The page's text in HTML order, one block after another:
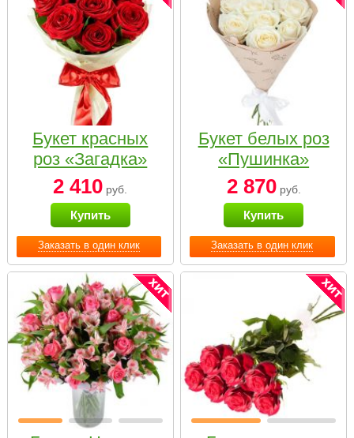
Заказать в один клик
Букет красных
роз «Загадка»
2 410 руб.
Купить
Заказать в один клик
Букет белых роз
«Пушинка»
2 870руб.
Купить